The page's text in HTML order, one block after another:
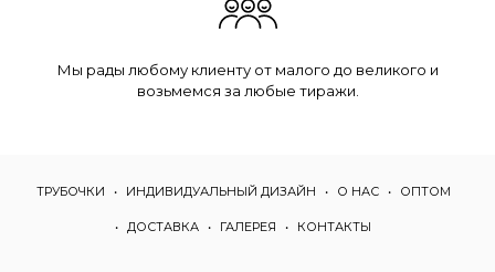
Мы рады любому клиенту от малого до великого и
возьмемся за любые тиражи.
ТРУБОЧКИ ИНДИВИДУАЛЬНЫЙ ДИЗАЙН О НАС ОПТОМ
ДОСТАВКА ГАЛЕРЕЯ КОНТАКТЫ